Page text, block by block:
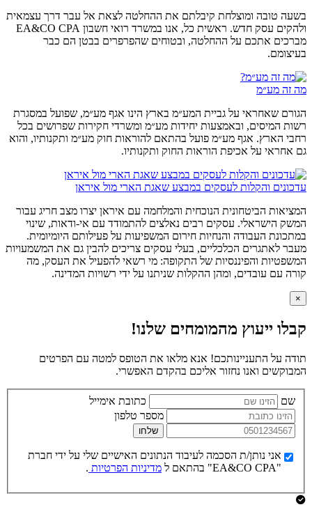
בשעה טובה ומוצלחת קיבלתם את ההחלטה לצאת אל עבר דרך עצמאית
ולהקים עסק חדש. ראשית כל, אנו במשרד רואי חשבון EA&CO CPA
מברכים אתכם על ההחלטה, ובטוחים שהפרפרים בבטן הם כבר
בעיצומם.
מה זה מע״מ
הגורם שאחראי על גביית המע״מ בארץ הינו אגף מע״מ, שפועל במסגרת
רשות המיסים, ובאמצעות יחידות מע״מ ומשרדי חקירות שפרושים בכל
רחבי הארץ. אגף מע״מ פועל בהתאם להוראות חוק מע״מ ותקנותיו, והוא
גם אחראי על אכיפת הוראות החוק ותקנותיו.
עדכונים והקלות לעסקים במבצע שאגת הארי מול איראן
המציאות הביטחונית הנוכחית והמלחמה עם איראן יצרו מצב חריג עבור
המשק הישראלי. עסקים רבים נאלצים להתמודד עם אי-ודאות, שינוי
במתכונת העבודה והנחיות חירום המשפיעות על פעילותם היומיומית.
מעבר לאתגרים הכלכליים, בעלי עסקים צריכים להבין גם את המשמעויות
המשפטיות והפיננסיות של התקופה: מי רשאי להפעיל את העסק, מה
קורה עם עובדים, ומהן ההקלות שניתנו על ידי רשויות המדינה.
×
קבלו ייעוץ מהמומחים שלנו!
תודה על התעניינותכם! אנא מלאו את הטופס למטה עם הפרטים
המבוקשים ואנו נחזור אליכם בהקדם האפשרי.
שם
כתובת אימייל
מספר טלפון
שלחו
אני נותן/ת הסכמה לעיבוד הנתונים האישיים שלי על ידי חברת
"EA&CO CPA" בהתאם ל
מדיניות הפרטיות .